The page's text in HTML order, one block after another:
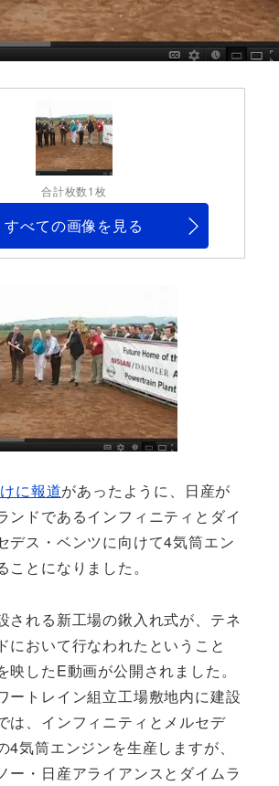
合計枚数1枚
すべての画像を見る
に報道があったように、日産が
ンドであるインフィニティとダイ
デス・ベンツに向けて4気筒エン
ことになりました。
される新工場の鍬入れ式が、テネ
において行なわれたということ
映したE動画が公開されました。
ートレイン組立工場敷地内に建設
は、インフィニティとメルセデ
4気筒エンジンを生産しますが、
ー・日産アライアンスとダイムラ